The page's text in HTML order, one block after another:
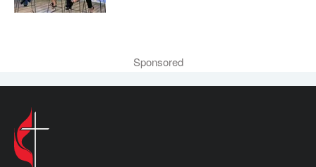
Sponsored